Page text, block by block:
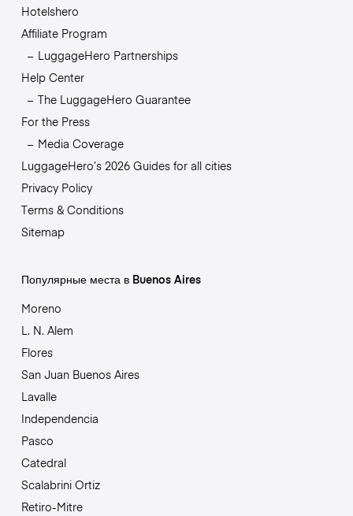
Hotelshero
Affiliate Program
LuggageHero Partnerships
Help Center
The LuggageHero Guarantee
For the Press
Media Coverage
LuggageHero’s 2026 Guides for all cities
Privacy Policy
Terms & Conditions
Sitemap
Популярные места в Buenos Aires
Moreno
L. N. Alem
Flores
San Juan Buenos Aires
Lavalle
Independencia
Pasco
Catedral
Scalabrini Ortiz
Retiro-Mitre